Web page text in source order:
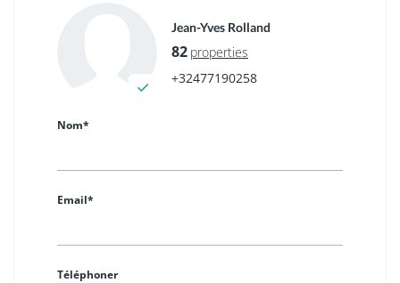
Jean-Yves Rolland
82 properties
+32477190258
Nom*
Email*
Téléphoner